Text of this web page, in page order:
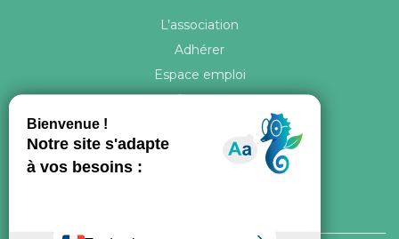
L’association
Adhérer
Espace emploi
Contact